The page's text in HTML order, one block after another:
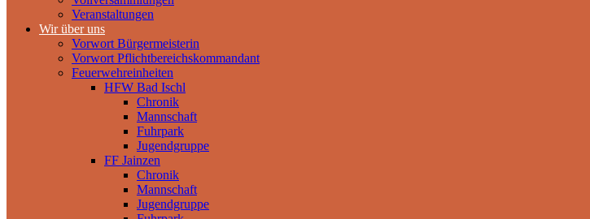
Veranstaltungen
Wir über uns
Vorwort Bürgermeisterin
Vorwort Pflichtbereichskommandant
Feuerwehreinheiten
HFW Bad Ischl
Chronik
Mannschaft
Fuhrpark
Jugendgruppe
FF Jainzen
Chronik
Mannschaft
Jugendgruppe